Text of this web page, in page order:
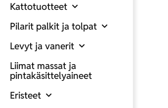
Kattotuotteet
Pilarit palkit ja tolpat
Levyt ja vanerit
Liimat massat ja
pintakäsittelyaineet
Eristeet